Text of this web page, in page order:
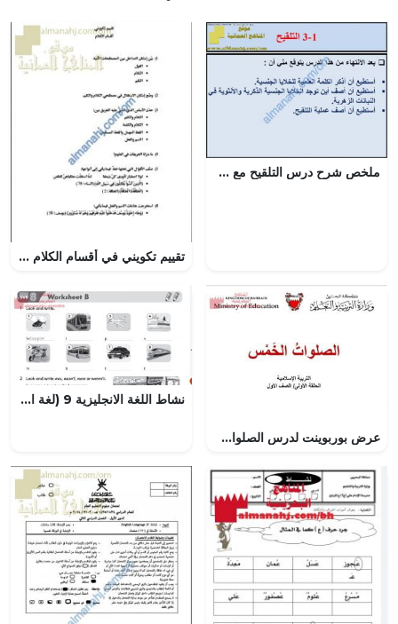
ملخص شرح درس التلقيح مع حل الأنشطة (علوم) السابع
تقييم تكويني في أقسام الكلام (لغة عربية) حلقة ثانية
عرض بوربوينت لدرس الصلوات الخمس
نشاط اللغة الانجليزية 9 (لغة انجليزية) الرابع